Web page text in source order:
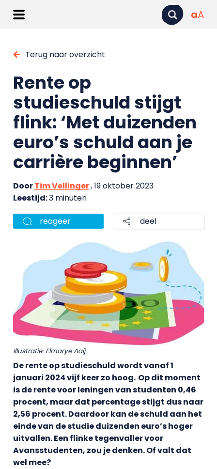
aA
Terug naar overzicht
Rente op
studieschuld stijgt
flink: ‘Met duizenden
euro’s schuld aan je
carrière beginnen’
DoorTim Vellinger, 19 oktober 2023
Leestijd:3 minuten
reageer deel
Illustratie: Elmarye Aaij
De rente op studieschuld wordt vanaf 1
januari 2024 vijf keer zo hoog. Op dit moment
is de rente voor leningen van studenten 0,46
procent, maar dat percentage stijgt dus naar
2,56 procent. Daardoor kan de schuld aan het
einde van de studie duizenden euro’s hoger
uitvallen. Een flinke tegenvaller voor
Avansstudenten, zou je denken. Of valt dat
wel mee?